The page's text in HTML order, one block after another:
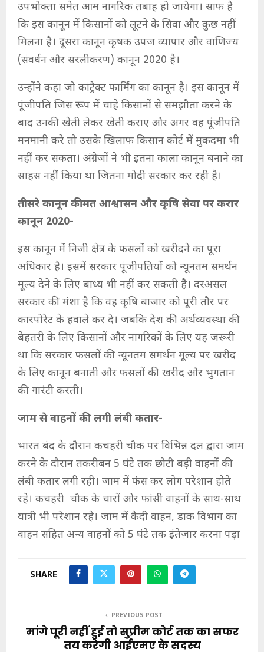
उपभोक्ता समेत आम नागरिक तबाह हो जायेगा। साफ है
कि इस कानून में किसानों को लूटने के सिवा और कुछ नहीं
मिलना है। दूसरा कानून कृषक उपज व्यापार और वाणिज्य
(संवर्धन और सरलीकरण) कानून 2020 है।
उन्होंने कहा जो कांट्रैक्ट फार्मिंग का कानून है। इस कानून में
पूंजीपति जिस रूप में चाहे किसानों से समझौता करने के
बाद उनकी खेती लेकर खेती कराए और अगर वह पूंजीपति
मनमानी करे तो उसके खिलाफ किसान कोर्ट में मुकदमा भी
नहीं कर सकता। अंग्रेजों ने भी इतना काला कानून बनाने का
साहस नहीं किया था जितना मोदी सरकार कर रही है।
तीसरे कानून कीमत आश्वासन और कृषि सेवा पर करार
कानून 2020-
इस कानून में निजी क्षेत्र के फसलों को खरीदने का पूरा
अधिकार है। इसमें सरकार पूंजीपतियों को न्यूनतम समर्थन
मूल्य देने के लिए बाध्य भी नहीं कर सकती है। दरअसल
सरकार की मंशा है कि वह कृषि बाजार को पूरी तौर पर
कारपोरेट के हवाले कर दे। जबकि देश की अर्थव्यवस्था की
बेहतरी के लिए किसानों और नागरिकों के लिए यह जरूरी
था कि सरकार फसलों की न्यूनतम समर्थन मूल्य पर खरीद
के लिए कानून बनाती और फसलों की खरीद और भुगतान
की गारंटी करती।
जाम से वाहनों की लगी लंबी कतार-
भारत बंद के दौरान कचहरी चौक पर विभिन्न दल द्वारा जाम
करने के दौरान तकरीबन 5 घंटे तक छोटी बड़ी वाहनों की
लंबी कतार लगी रही। जाम में फंस कर लोग परेशान होते
रहे। कचहरी चौक के चारों ओर फांसी वाहनों के साथ-साथ
यात्री भी परेशान रहे। जाम में कैदी वाहन, डाक विभाग का
वाहन सहित अन्य वाहनों को 5 घंटे तक इंतेज़ार करना पड़ा
SHARE
PREVIOUS POST
मांगे पूरी नहीं हुई तो सुप्रीम कोर्ट तक का सफर
तय करेगी आईएमए के सदस्य